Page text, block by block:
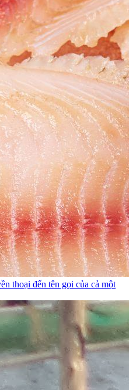
thoại đến tên gọi của cả một